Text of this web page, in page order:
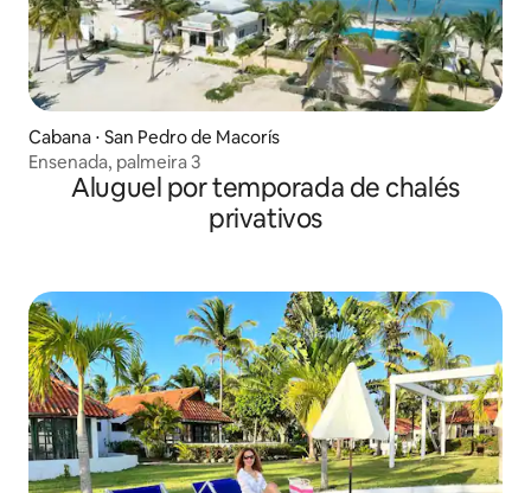
Cabana ⋅ San Pedro de Macorís
Ensenada, palmeira 3
Aluguel por temporada de chalés
privativos